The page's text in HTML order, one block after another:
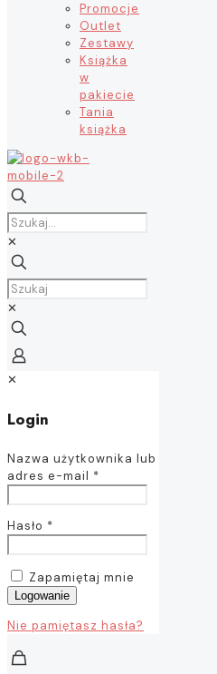
Promocje
Outlet
Zestawy
Książka
w
pakiecie
Tania
książka
✕
✕
✕
Login
Nazwa użytkownika lub
adres e-mail *
Hasło *
Zapamiętaj mnie
Logowanie
Nie pamiętasz hasła?